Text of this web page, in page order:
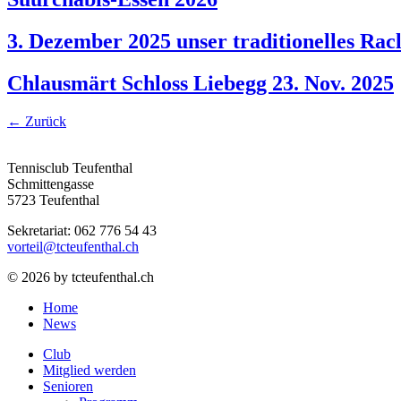
3. Dezember 2025 unser traditionelles
Chlausmärt Schloss Liebegg 23. Nov. 2025
← Zurück
Tennisclub Teufenthal
Schmittengasse
5723 Teufenthal
Sekretariat: 062 776 54 43
vorteil@tcteufenthal.ch
© 2026 by tcteufenthal.ch
Home
News
Club
Mitglied werden
Senioren